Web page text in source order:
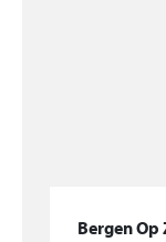
met C.V.-ketel
Bergen Op